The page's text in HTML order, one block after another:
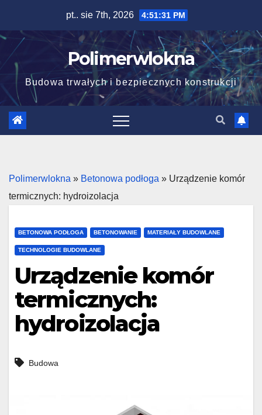
content
pt.. sie 7th, 2026 4:51:33 PM
Polimerwlokna
Budowa trwałych i bezpiecznych konstrukcji
Polimerwlokna » Betonowa podłoga » Urządzenie komór
termicznych: hydroizolacja
BETONOWA PODŁOGA BETONOWANIE MATERIAŁY BUDOWLANE
TECHNOLOGIE BUDOWLANE
Urządzenie komór
termicznych:
hydroizolacja
Budowa